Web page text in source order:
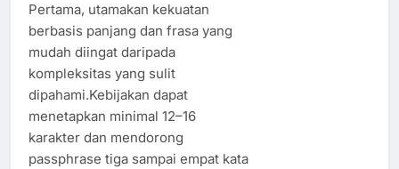
Pertama, utamakan kekuatan
berbasis panjang dan frasa yang
mudah diingat daripada
kompleksitas yang sulit
dipahami.Kebijakan dapat
menetapkan minimal 12–16
karakter dan mendorong
passphrase tiga sampai empat kata